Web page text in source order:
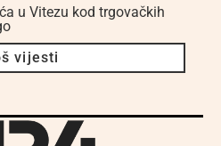
u Vitezu kod trgovačkih
vijesti